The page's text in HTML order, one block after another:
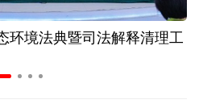
新业务火热，记者探访
环境法典暨司法解释清理工